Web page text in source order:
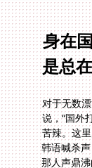
身在
是总
对于无数
说，“国外
苦辣。这里
韩语喊杀声
那人声鼎沸
200ms起步
永远在
网络路由，
逾越，选择
佳通行证。